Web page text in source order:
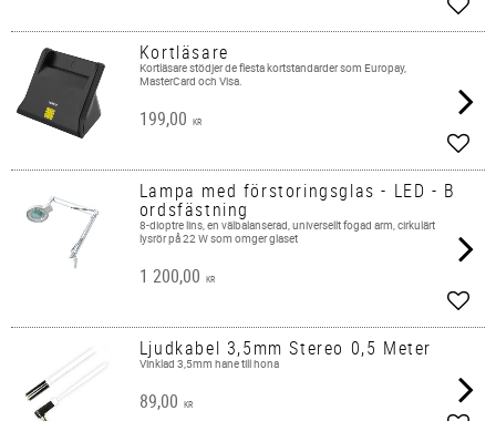
Kortläsare
Kortläsare stödjer de flesta kortstandarder som Europay,
MasterCard och Visa.
199,00 KR
Lampa med förstoringsglas - LED - B
ordsfästning
8-dioptre lins, en välbalanserad, universellt fogad arm, cirkulärt
lysrör på 22 W som omger glaset
1 200,00 KR
Ljudkabel 3,5mm Stereo 0,5 Meter
Vinklad 3,5mm hane till hona
89,00 KR